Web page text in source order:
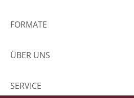
FORMATE
ÜBER UNS
SERVICE